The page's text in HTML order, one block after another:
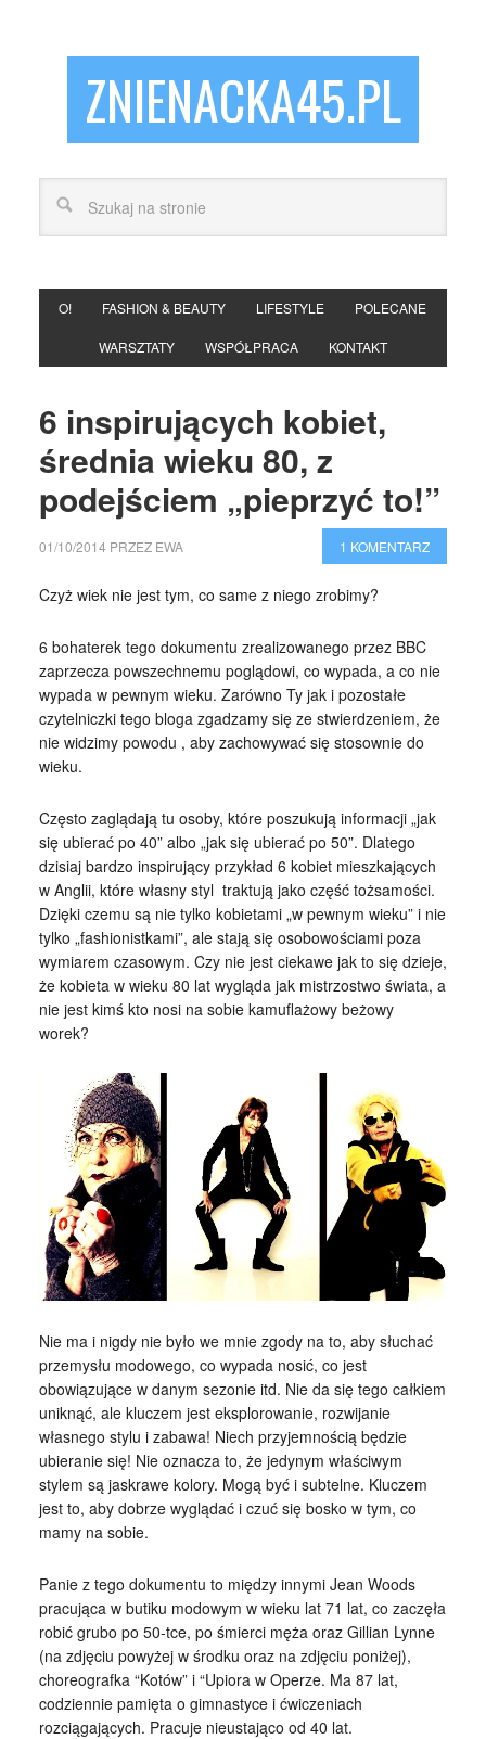
ZNIENACKA45.PL
O! FASHION & BEAUTY LIFESTYLE POLECANE
WARSZTATY WSPÓŁPRACA KONTAKT
6 inspirujących kobiet,
średnia wieku 80, z
podejściem „pieprzyć to!”
01/10/2014 PRZEZ EWA 1 KOMENTARZ
Czyż wiek nie jest tym, co same z niego zrobimy?
6 bohaterek tego dokumentu zrealizowanego przez BBC
zaprzecza powszechnemu poglądowi, co wypada, a co nie
wypada w pewnym wieku. Zarówno Ty jak i pozostałe
czytelniczki tego bloga zgadzamy się ze stwierdzeniem, że
nie widzimy powodu , aby zachowywać się stosownie do
wieku.
Często zaglądają tu osoby, które poszukują informacji „jak
się ubierać po 40” albo „jak się ubierać po 50”. Dlatego
dzisiaj bardzo inspirujący przykład 6 kobiet mieszkających
w Anglii, które własny styl traktują jako część tożsamości.
Dzięki czemu są nie tylko kobietami „w pewnym wieku” i nie
tylko „fashionistkami”, ale stają się osobowościami poza
wymiarem czasowym. Czy nie jest ciekawe jak to się dzieje,
że kobieta w wieku 80 lat wygląda jak mistrzostwo świata, a
nie jest kimś kto nosi na sobie kamuflażowy beżowy
worek?
Nie ma i nigdy nie było we mnie zgody na to, aby słuchać
przemysłu modowego, co wypada nosić, co jest
obowiązujące w danym sezonie itd. Nie da się tego całkiem
uniknąć, ale kluczem jest eksplorowanie, rozwijanie
własnego stylu i zabawa! Niech przyjemnością będzie
ubieranie się! Nie oznacza to, że jedynym właściwym
stylem są jaskrawe kolory. Mogą być i subtelne. Kluczem
jest to, aby dobrze wyglądać i czuć się bosko w tym, co
mamy na sobie.
Panie z tego dokumentu to między innymi Jean Woods
pracująca w butiku modowym w wieku lat 71 lat, co zaczęła
robić grubo po 50-tce, po śmierci męża oraz Gillian Lynne
(na zdjęciu powyżej w środku oraz na zdjęciu poniżej),
choreografka “Kotów” i “Upiora w Operze. Ma 87 lat,
codziennie pamięta o gimnastyce i ćwiczeniach
rozciągających. Pracuje nieustająco od 40 lat.